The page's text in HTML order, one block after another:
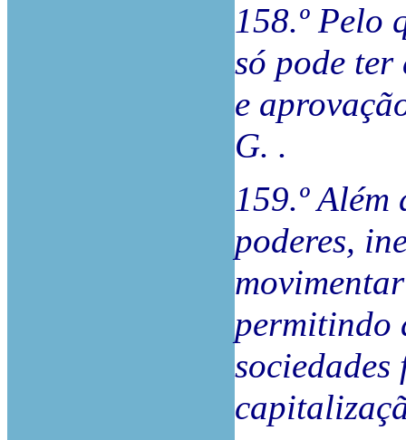
158.º Pelo
só pode ter
e
G. .
159.º
poderes,
permitindo
sociedades